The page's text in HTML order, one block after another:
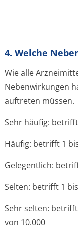
4. Welche
Wie alle
Nebenwirkungen
auftreten müssen.
Sehr häufig:
Häufig: betrifft 1
Gelegentlich:
Selten: betrifft 1
Sehr selten:
von 10.000